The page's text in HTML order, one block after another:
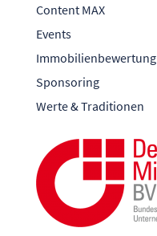
Content MAX
Events
Immobilienbewertung
Sponsoring
Werte & Traditionen